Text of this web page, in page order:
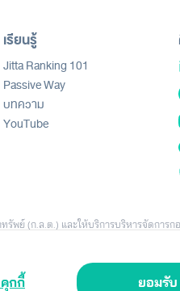
เรียนรู้
Jitta Ranking 101
Passive Way
บทความ
YouTube
พย์ (ก.ล.ต.) และให้บริการบริหารจัดการ
ชิญชวน หรือการชักชวนให้ลงทุนหรือทำธุ
บแทนในอนาคต การลงทุนมีความเสี่ยง ผู้
การลงทุน นโยบายการลงทุน จำนวนเงินล
น ไม่ได้สะท้อนผลลัพธ์ของผู้ลงทุนทั้งหมด
ยอมรับ
กกี้